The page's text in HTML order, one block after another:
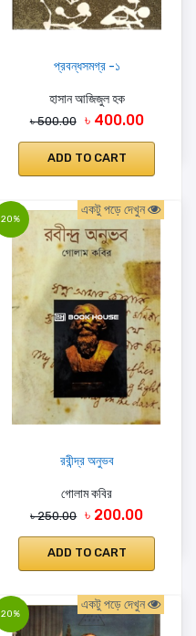
প্রবন্ধসমগ্র -১
হাসান আজিজুল হক
৳ 500.00 ৳ 400.00
ADD TO CART
20%
একটু পড়ে দেখুন
রবীন্দ্র অনুভব
গোলাম কবির
৳ 250.00 ৳ 200.00
ADD TO CART
20%
একটু পড়ে দেখুন